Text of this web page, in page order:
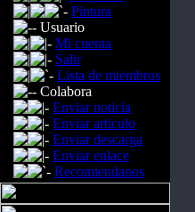
Pintura
Usuario
Mi cuenta
Salir
Lista de miembros
Colabora
Enviar noticia
Enviar articulo
Enviar descarga
Enviar enlace
Recomiendanos